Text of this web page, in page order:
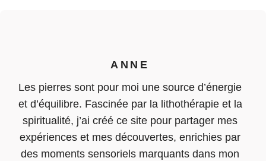
ANNE
Les pierres sont pour moi une source d’énergie
et d’équilibre. Fascinée par la lithothérapie et la
spiritualité, j’ai créé ce site pour partager mes
expériences et mes découvertes, enrichies par
des moments sensoriels marquants dans mon